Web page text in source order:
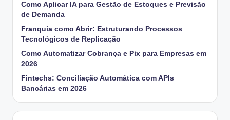
Como Aplicar IA para Gestão de Estoques e Previsão
de Demanda
Franquia como Abrir: Estruturando Processos
Tecnológicos de Replicação
Como Automatizar Cobrança e Pix para Empresas em
2026
Fintechs: Conciliação Automática com APIs
Bancárias em 2026